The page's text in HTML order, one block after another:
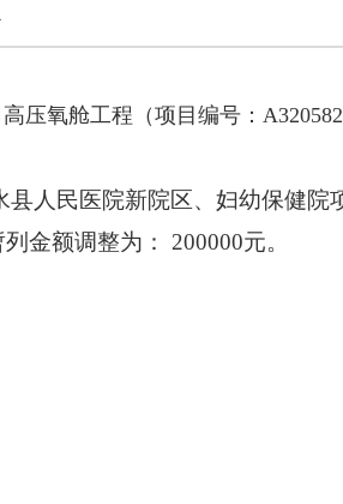
压氧舱工程（项目编号：
县人民医院新院区、妇幼保健院
金额调整为： 200000元。